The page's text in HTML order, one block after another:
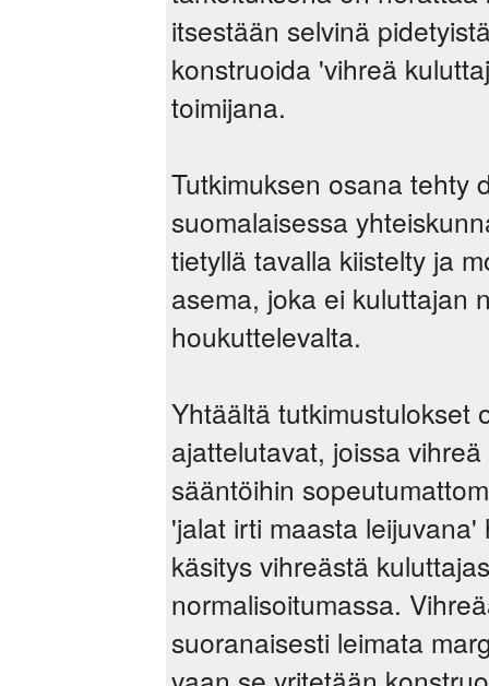
itsestään selvinä
konstruoida 'vihreä
toimijana.
Tutkimuksen osana tehty
suomalaisessa
tietyllä tavalla kiistelty ja
asema, joka ei kuluttajan
houkuttelevalta.
Yhtäältä tutkimustulokset
ajattelutavat, joissa
sääntöihin
'jalat irti maasta
käsitys vihreästä
normalisoitumassa.
suoranaisesti leimata